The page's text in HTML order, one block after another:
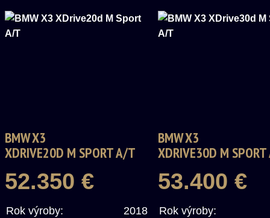
BMW X3
XDRIVE20D M SPORT A/T
52.350 €
Rok výroby:
2018
BMW X3
XDRIVE30D M
53.400 €
Rok výroby: